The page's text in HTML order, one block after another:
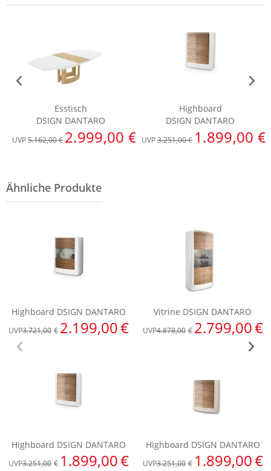
Esstisch
DSIGN DANTARO
UVP5.162,00 € 2.999,00 €
Highboard
DSIGN DANTARO
UVP3.251,00 € 1.899,00 €